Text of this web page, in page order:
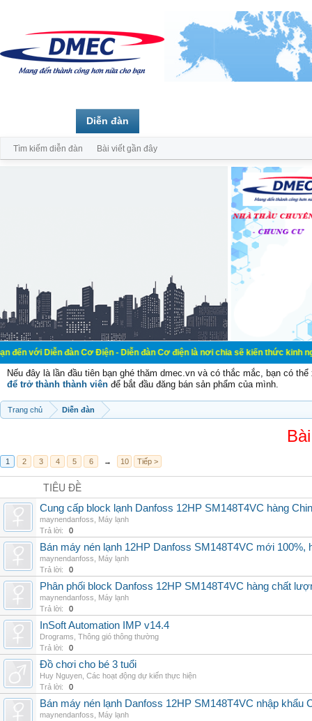
đàn Cơ Điện - Diễn đàn Cơ điện là nơi chia sẽ kiến thức kinh nghiệm
Nếu đây là lần đầu tiên bạn ghé thăm dmec.vn và có thắc mắc, bạn có
để trở thành thành viên để bắt đầu đăng bán sản phẩm của mình.
Trang chủ Diễn đàn
1 2 3 4 5 6 → 10 Tiếp >
TIÊU ĐỀ
Cung cấp block lạnh Danfoss 12HP SM148T4VC hàng
maynendanfoss
Máy lạnh
Trả lời:
0
Bán máy nén lạnh 12HP Danfoss SM148T4VC mới
maynendanfoss
Máy lạnh
Trả lời:
0
Phân phối block Danfoss 12HP SM148T4VC hàng chất
maynendanfoss
Máy lạnh
Trả lời:
0
InSoft Automation IMP v14.4
Drograms Thông gió thông thường
Trả lời:
0
Đồ chơi cho bé 3 tuổi
Huy Nguyen Các hoạt động dự kiến thực hiện
Trả lời:
0
Bán máy nén lạnh Danfoss 12HP SM148T4VC nhập khẩu
maynendanfoss
Máy lạnh
Diễn đàn
Tìm kiếm diễn đàn Bài viết gần đây